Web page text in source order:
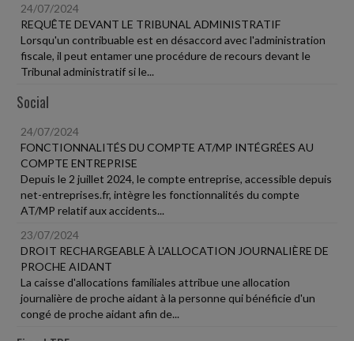
24/07/2024
REQUÊTE DEVANT LE TRIBUNAL ADMINISTRATIF
Lorsqu'un contribuable est en désaccord avec l'administration
fiscale, il peut entamer une procédure de recours devant le
Tribunal administratif si le...
Social
24/07/2024
FONCTIONNALITÉS DU COMPTE AT/MP INTÉGRÉES AU
COMPTE ENTREPRISE
Depuis le 2 juillet 2024, le compte entreprise, accessible depuis
net-entreprises.fr, intègre les fonctionnalités du compte
AT/MP relatif aux accidents...
23/07/2024
DROIT RECHARGEABLE À L'ALLOCATION JOURNALIÈRE DE
PROCHE AIDANT
La caisse d'allocations familiales attribue une allocation
journalière de proche aidant à la personne qui bénéficie d'un
congé de proche aidant afin de...